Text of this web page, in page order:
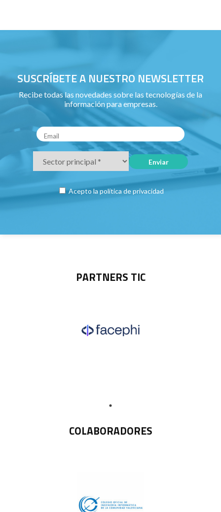
SUSCRÍBETE A NUESTRO NEWSLETTER
Recibe todas las novedades sobre las tecnologías de la
información para empresas.
Acepto la política de privacidad
PARTNERS TIC
COLABORADORES